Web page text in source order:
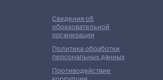
Сведения об
образовательной
организации
Политика обработки
персональных данных
Противодействие